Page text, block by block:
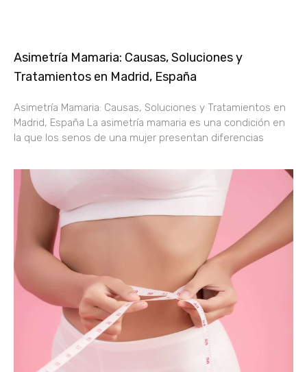
Asimetría Mamaria: Causas, Soluciones y
Tratamientos en Madrid, España
Asimetría Mamaria: Causas, Soluciones y Tratamientos en
Madrid, España La asimetría mamaria es una condición en
la que los senos de una mujer presentan diferencias